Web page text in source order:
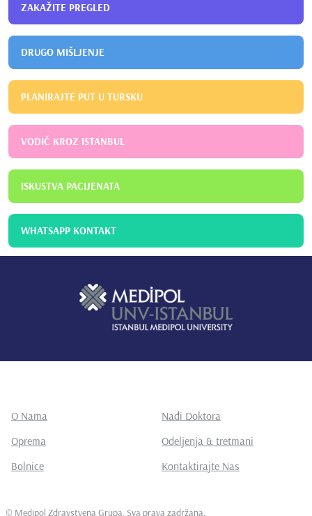
ZAKAŽITE PREGLED
DRUGO MIŠLJENJE
PLANIRAJTE PUT U TURSKU
VODIČ KROZ ISTANBUL
ISKUSTVA PACIJENATA
WHATSAPP KONTAKT
O Nama
Nađi Doktora
Oprema
Odeljenja & tretmani
Bolnice
Kontaktirajte Nas
© Medipol Zdravstvena Grupa. Sva prava zadržana